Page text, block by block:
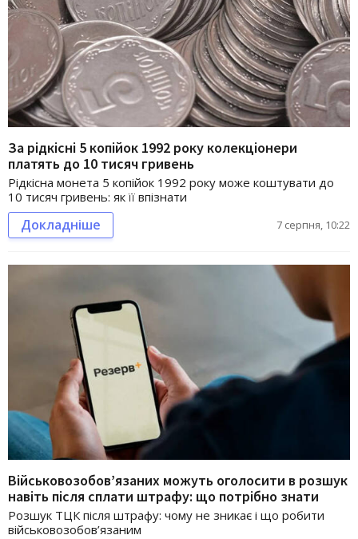
За рідкісні 5 копійок 1992 року колекціонери
платять до 10 тисяч гривень
Рідкісна монета 5 копійок 1992 року може коштувати до
10 тисяч гривень: як її впізнати
Докладніше 7 серпня, 10:22
Військовозобов’язаних можуть оголосити в розшук
навіть після сплати штрафу: що потрібно знати
Розшук ТЦК після штрафу: чому не зникає і що робити
військовозобов’язаним